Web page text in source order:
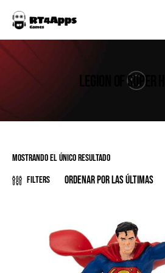
LEGION OF SUPER
Mostrando el único resultado
Filters